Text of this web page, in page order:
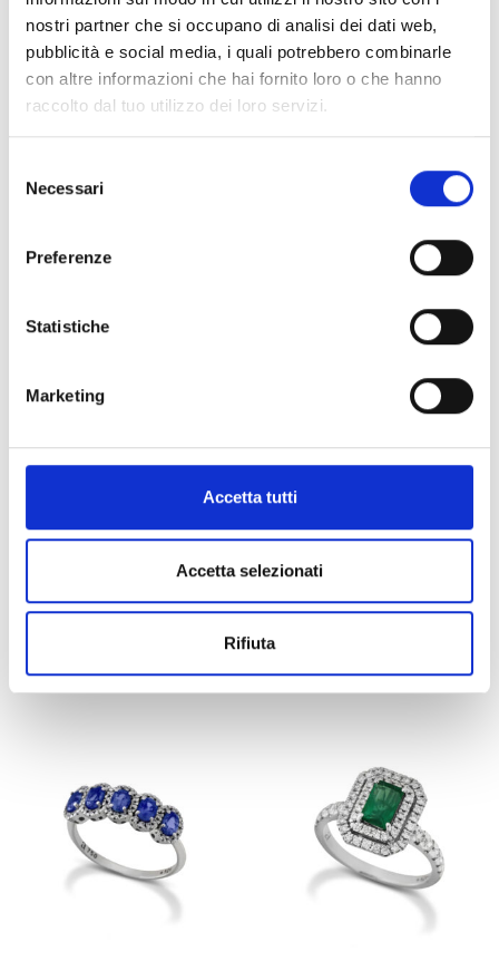
nostri partner che si occupano di analisi dei dati web,
pubblicità e social media, i quali potrebbero combinarle
con altre informazioni che hai fornito loro o che hanno
raccolto dal tuo utilizzo dei loro servizi.
delNecessari
Preferenze
Statistiche
Marketing
Accetta tutti
Accetta selezionati
Rifiuta
ANELLI COLORE
AN3048S
808,00€
CARRELLO
ANELLI COLORE
AN3048Z
AGGIUNGI AL
CARRELLO
AN3045S AN3045R